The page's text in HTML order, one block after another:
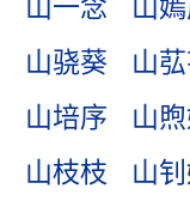
山一念
山
山骁葵
山
山培序
山
山枝枝
山